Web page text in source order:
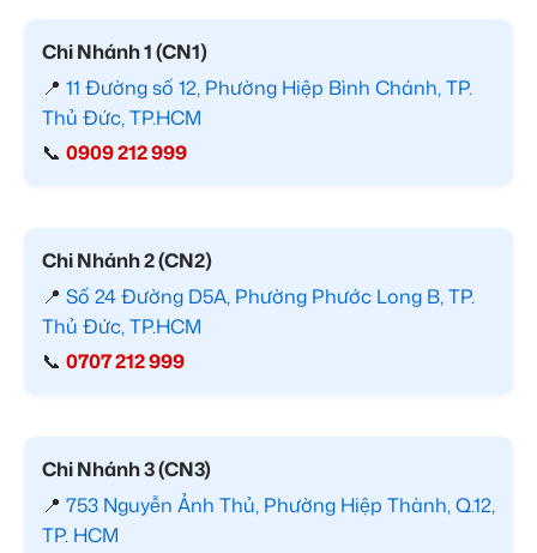
Chi Nhánh 1 (CN1)
📍 11 Đường số 12, Phường Hiệp Bình Chánh, TP.
Thủ Đức, TP.HCM
📞 0909 212 999
Chi Nhánh 2 (CN2)
📍 Số 24 Đường D5A, Phường Phước Long B, TP.
Thủ Đức, TP.HCM
📞 0707 212 999
Chi Nhánh 3 (CN3)
📍 753 Nguyễn Ảnh Thủ, Phường Hiệp Thành, Q.12,
TP. HCM